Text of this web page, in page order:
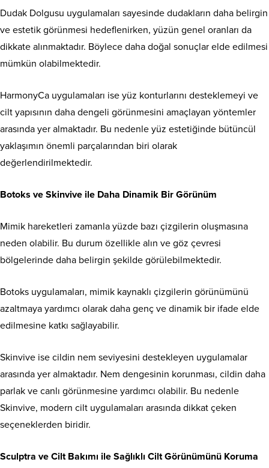
Dudak Dolgusu uygulamaları sayesinde dudakların daha belirgin
ve estetik görünmesi hedeflenirken, yüzün genel oranları da
dikkate alınmaktadır. Böylece daha doğal sonuçlar elde edilmesi
mümkün olabilmektedir.
HarmonyCa uygulamaları ise yüz konturlarını desteklemeyi ve
cilt yapısının daha dengeli görünmesini amaçlayan yöntemler
arasında yer almaktadır. Bu nedenle yüz estetiğinde bütüncül
yaklaşımın önemli parçalarından biri olarak
değerlendirilmektedir.
Botoks ve Skinvive ile Daha Dinamik Bir Görünüm
Mimik hareketleri zamanla yüzde bazı çizgilerin oluşmasına
neden olabilir. Bu durum özellikle alın ve göz çevresi
bölgelerinde daha belirgin şekilde görülebilmektedir.
Botoks uygulamaları, mimik kaynaklı çizgilerin görünümünü
azaltmaya yardımcı olarak daha genç ve dinamik bir ifade elde
edilmesine katkı sağlayabilir.
Skinvive ise cildin nem seviyesini destekleyen uygulamalar
arasında yer almaktadır. Nem dengesinin korunması, cildin daha
parlak ve canlı görünmesine yardımcı olabilir. Bu nedenle
Skinvive, modern cilt uygulamaları arasında dikkat çeken
seçeneklerden biridir.
Sculptra ve Cilt Bakımı ile Sağlıklı Cilt Görünümünü Koruma